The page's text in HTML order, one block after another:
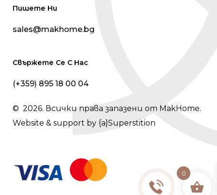
plus
Пишете Ни
sales@makhome.bg
Свържете Се С Нас
(+359) 895 18 00 04
© 2026. Всички права запазени от MakHome.
Website & support by {a}Superstition
0